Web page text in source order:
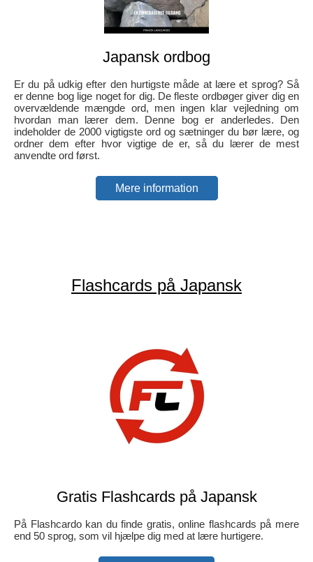
Japansk ordbog
Er du på udkig efter den hurtigste måde at lære et sprog? Så
er denne bog lige noget for dig. De fleste ordbøger giver dig en
overvældende mængde ord, men ingen klar vejledning om
hvordan man lærer dem. Denne bog er anderledes. Den
indeholder de 2000 vigtigste ord og sætninger du bør lære, og
ordner dem efter hvor vigtige de er, så du lærer de mest
anvendte ord først.
Mere information
Flashcards på Japansk
Gratis Flashcards på Japansk
På Flashcardo kan du finde gratis, online flashcards på mere
end 50 sprog, som vil hjælpe dig med at lære hurtigere.